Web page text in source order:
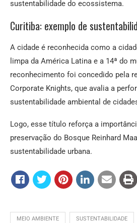
sustentabilidade do ecossistema.
Curitiba: exemplo de
A cidade é reconhecida como a
limpa da América Latina e a 14ª do
reconhecimento foi concedido pela
Corporate Knights, que avalia a
sustentabilidade ambiental de
Logo, esse título reforça a
preservação do Bosque Reinhard
sustentabilidade urbana.
MEIO AMBIENTE SUSTENTABILIDADE